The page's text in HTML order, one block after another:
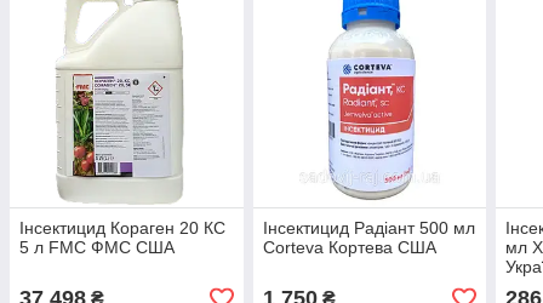
Інсектицид Кораген 20 КС
5 л FMС ФМС США
Інсектицид Радіант 500 мл
Corteva Кортева США
мл